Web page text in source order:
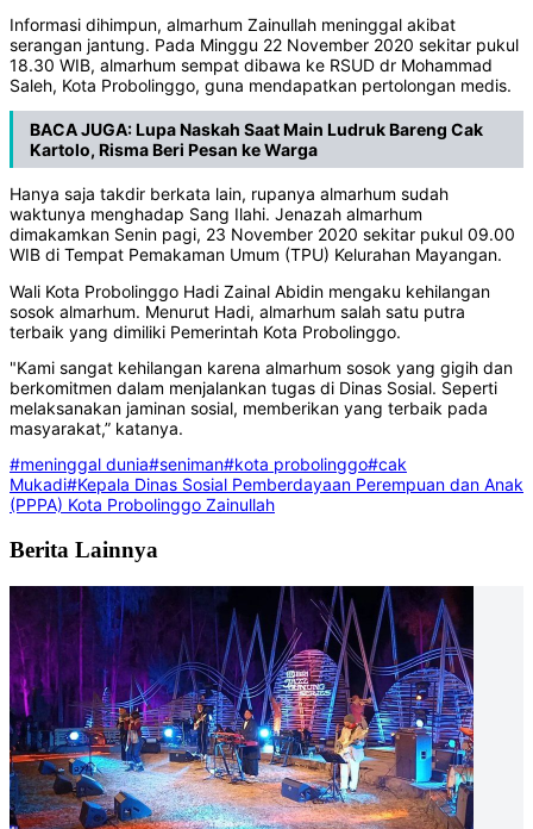
Informasi dihimpun, almarhum Zainullah meninggal akibat
serangan jantung. Pada Minggu 22 November 2020 sekitar pukul
18.30 WIB, almarhum sempat dibawa ke RSUD dr Mohammad
Saleh, Kota Probolinggo, guna mendapatkan pertolongan medis.
BACA JUGA:Lupa Naskah Saat Main Ludruk Bareng Cak
Kartolo, Risma Beri Pesan ke Warga
Hanya saja takdir berkata lain, rupanya almarhum sudah
waktunya menghadap Sang Ilahi. Jenazah almarhum
dimakamkan Senin pagi, 23 November 2020 sekitar pukul 09.00
WIB di Tempat Pemakaman Umum (TPU) Kelurahan Mayangan.
Wali Kota Probolinggo Hadi Zainal Abidin mengaku kehilangan
sosok almarhum. Menurut Hadi, almarhum salah satu putra
terbaik yang dimiliki Pemerintah Kota Probolinggo.
"Kami sangat kehilangan karena almarhum sosok yang gigih dan
berkomitmen dalam menjalankan tugas di Dinas Sosial. Seperti
melaksanakan jaminan sosial, memberikan yang terbaik pada
masyarakat,” katanya.
#meninggal dunia#seniman#kota probolinggo#cak
Mukadi#Kepala Dinas Sosial Pemberdayaan Perempuan dan Anak
(PPPA) Kota Probolinggo Zainullah
Berita Lainnya